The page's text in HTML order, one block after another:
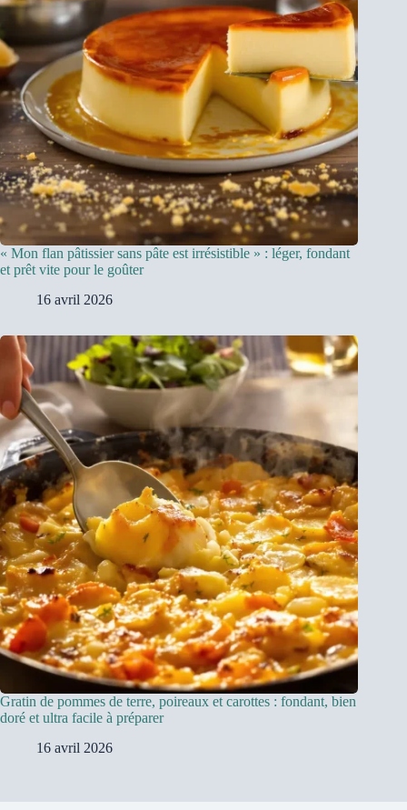
« Mon flan pâtissier sans pâte est irrésistible » : léger, fondant
et prêt vite pour le goûter
16 avril 2026
Gratin de pommes de terre, poireaux et carottes : fondant, bien
doré et ultra facile à préparer
16 avril 2026